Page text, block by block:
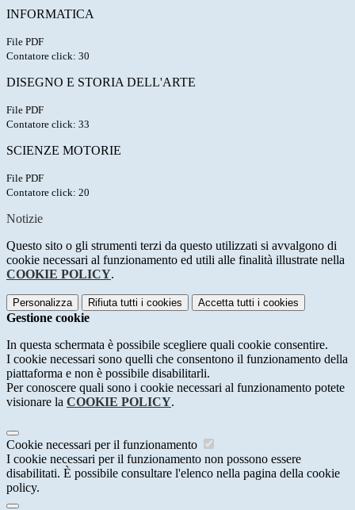
INFORMATICA
File PDF
Contatore click: 30
DISEGNO E STORIA DELL'ARTE
File PDF
Contatore click: 33
SCIENZE MOTORIE
File PDF
Contatore click: 20
Notizie
Questo sito o gli strumenti terzi da questo utilizzati si avvalgono di
cookie necessari al funzionamento ed utili alle finalità illustrate nella
COOKIE POLICY.
Personalizza Rifiuta tutti i cookies Accetta tutti i cookies
Gestione cookie
In questa schermata è possibile scegliere quali cookie consentire.
I cookie necessari sono quelli che consentono il funzionamento della
piattaforma e non è possibile disabilitarli.
Per conoscere quali sono i cookie necessari al funzionamento potete
visionare la COOKIE POLICY.
Cookie necessari per il funzionamento
I cookie necessari per il funzionamento non possono essere
disabilitati. È possibile consultare l'elenco nella pagina della cookie
policy.